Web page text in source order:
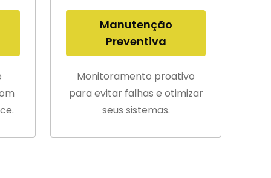
Manutenção
Preventiva
Monitoramento proativo
para evitar falhas e otimizar
seus sistemas.